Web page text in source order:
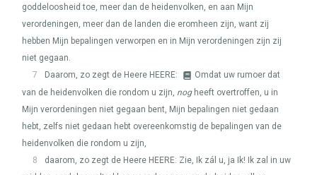
goddeloosheid toe, meer dan de heidenvolken, en aan Mijn
verordeningen, meer dan de landen die eromheen zijn, want zij
hebben Mijn bepalingen verworpen en in Mijn verordeningen zijn zij
niet gegaan.
7
Daarom, zo zegt de Heere HEERE:
Omdat uw rumoer dat
van de heidenvolken die rondom u zijn, nogheeft overtroffen, u in
Mijn verordeningen niet gegaan bent, Mijn bepalingen niet gedaan
hebt, zelfs niet gedaan hebt overeenkomstig de bepalingen van de
heidenvolken die rondom u zijn,
8
daarom, zo zegt de Heere HEERE: Zie, Ik zál u, ja Ik! Ik zal in uw